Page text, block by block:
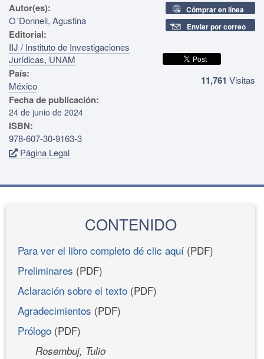
Autor(es):
O´Donnell, Agustina
Editorial:
IIJ / Instituto de Investigaciones
Jurídicas, UNAM
País:
México
Fecha de publicación:
24 de junio de 2024
ISBN:
978-607-30-9163-3
Página Legal
Cómprar en línea
Enviar por correo
11,761 Visitas
CONTENIDO
Para ver el libro completo dé clic aquí (PDF)
Preliminares (PDF)
Aclaración sobre el texto (PDF)
Agradecimientos (PDF)
Prólogo (PDF)
Rosembuj, Tulio